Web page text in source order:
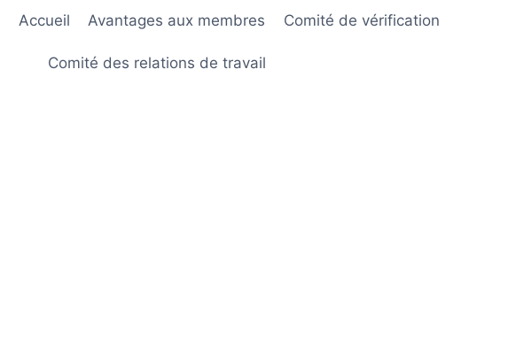
Accueil Avantages aux membres Comité de vérification
Comité des relations de travail